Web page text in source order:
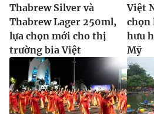
Ðiện thoại Thời báo VTV:
024.66
Email:toasoan@vtv.vn
Liên hệ quảng cáo:024-7300.7108
Thabrew Silver và
Thabrew Lager 250ml,
lựa chọn mới cho thị
trường bia Việt
Việt
chọn
hưu
Mỹ